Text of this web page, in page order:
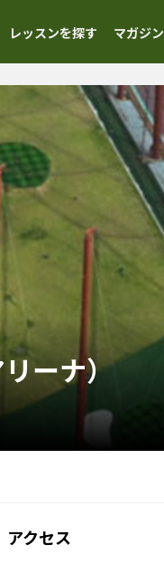
レッスンを探す マガジン
ーナ）
アクセス